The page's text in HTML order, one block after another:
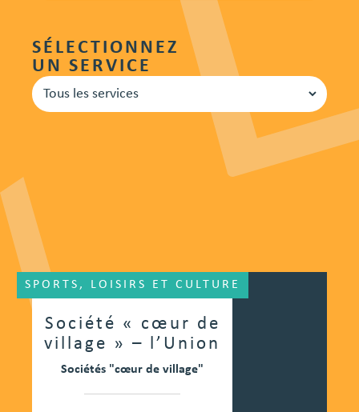
SÉLECTIONNEZ
UN SERVICE
Société « cœur de
village » – l’Union
SPORTS, LOISIRS ET CULTURE
Sociétés "cœur de village"